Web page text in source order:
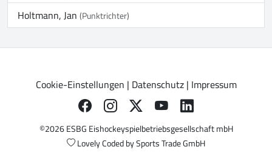
Holtmann, Jan(Punktrichter)
Cookie-Einstellungen | Datenschutz| Impressum
©2026 ESBG Eishockeyspielbetriebsgesellschaft mbH
Lovely Coded bySports Trade GmbH